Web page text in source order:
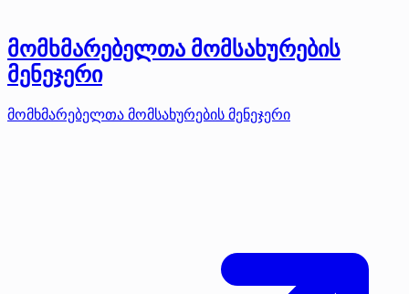
მომხმარებელთა მომსახურების
მენეჯერი
მომხმარებელთა მომსახურების მენეჯერი